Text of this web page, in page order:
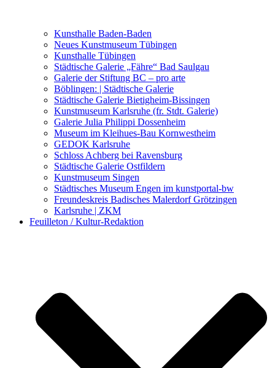
Was seither geschah
Kunstwettbewerbe, Ausschreibungen für Künstler
Kunsthalle Baden-Baden
Neues Kunstmuseum Tübingen
Kunsthalle Tübingen
Städtische Galerie „Fähre“ Bad Saulgau
Galerie der Stiftung BC – pro arte
Böblingen: | Städtische Galerie
Städtische Galerie Bietigheim-Bissingen
Kunstmuseum Karlsruhe (fr. Stdt. Galerie)
Galerie Julia Philippi Dossenheim
Museum im Kleihues-Bau Kornwestheim
GEDOK Karlsruhe
Schloss Achberg bei Ravensburg
Städtische Galerie Ostfildern
Kunstmuseum Singen
Städtisches Museum Engen im kunstportal-bw
Freundeskreis Badisches Malerdorf Grötzingen
Karlsruhe | ZKM
Feuilleton / Kultur-Redaktion